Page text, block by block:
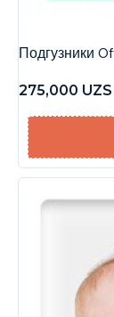
Подгузники
275,000 UZS